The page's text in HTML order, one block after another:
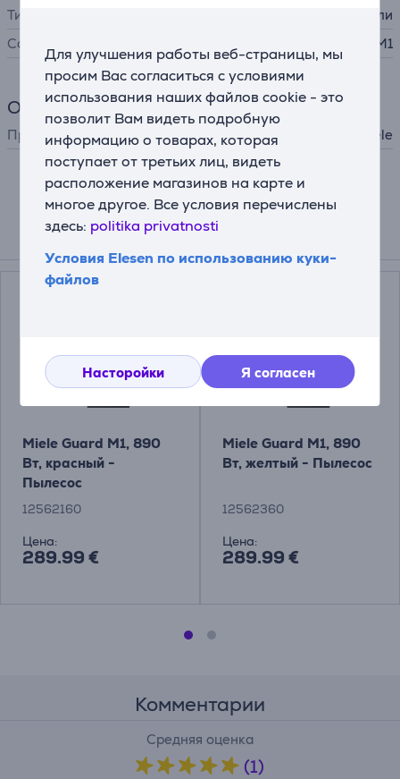
Для улучшения работы веб-страницы, мы
просим Вас согласиться с условиями
использования наших файлов cookie - это
позволит Вам видеть подробную
информацию о товарах, которая
поступает от третьих лиц, видеть
расположение магазинов на карте и
многое другое. Все условия перечислены
здесь: politika privatnosti
Условия Elesen по использованию куки-
файлов
Насторойки Я согласен
Тип
мешок для пыли
Совместимость
Guard M1
Общий параметр
Производитель Miele
Описание
Смотреть дополнительно
Miele Guard M1, 890
Вт, красный -
Пылесос
12562160
Цена:
289.99 €
Miele Guard M1, 890
Вт, желтый - Пылесос
12562360
Цена:
289.99 €
Комментарии
Средняя оценка
(1)